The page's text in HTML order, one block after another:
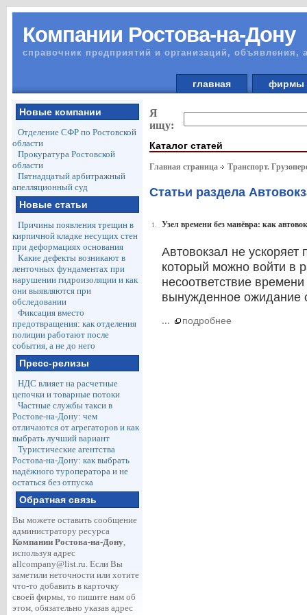
Компании Ростова-на-Дону
справочник предприятий и организаций, объявления,
главная
Новые компании
Отделение СФР по Ростовской
области
Прокуратура Ростовской
области
Пятнадцатый арбитражный
апелляционный суд
Новые статьи
Причины появления трещин в
кирпичной кладке несущих стен
при деформациях основания
Какие дефекты возникают в
ленточных фундаментах при
нарушении гидроизоляции и как
они выявляются при
обследовании
Фиксация вместо
предотвращения: как отделения
полиции работают после
события, а не до него
Пресс-релизы
НДС влияет на расчетные
цепочки и товарные потоки
Частные службы такси в
Ростове-на-Дону: чем
отличаются от агрегаторов и как
выбрать лучший вариант
Туристические агентства
Ростова-на-Дону: как выбрать
надёжного туроператора и не
остаться без отпуска
Обратная связь
Вы можете оставить сообщение
администратору ресурса
Компании Ростова-на-Дону,
используя адрес
allcompany@list.ru. Если Вы
заметили неточности или хотите
что-то добавить в карточку
своей фирмы, то пишите нам об
этом, обязательно указав адрес
Я
ищу:
Каталог статей
Главная страница Транспорт.
Статьи раздела
1. Узел времени без манёвра: как
Автовокзал не ускоряет
который можно войти в
несоответствие
вынужденное ожидание
... подробнее